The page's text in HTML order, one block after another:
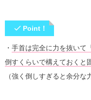
Point！
・ 手首は完全に力を抜いて
倒すくらいで構えておくと
（強く倒しすぎると余分な